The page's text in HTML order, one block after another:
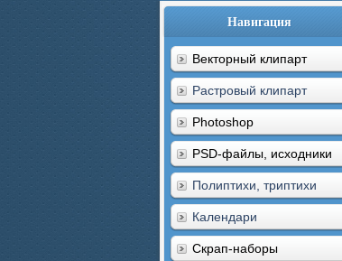
Навигация
Векторный клипарт
Растровый клипарт
Photoshop
PSD-файлы, исходники
Полиптихи, триптихи
Календари
Скрап-наборы